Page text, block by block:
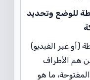
للوضع وتحديد
(أو عبر الفيديو)
هم الأطراف
ما هو